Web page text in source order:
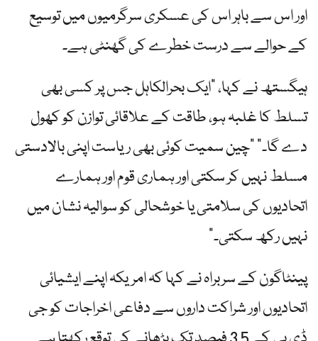
اور اس سے باہر اس کی عسکری سرگرمیوں میں توسیع
کے حوالے سے درست خطرے کی گھنٹی ہے۔
ہیگستھ نے کہا، "ایک بحرالکاہل جس پر کسی بھی
تسلط کا غلبہ ہو، طاقت کے علاقائی توازن کو کھول
دے گا۔” "چین سمیت کوئی بھی ریاست اپنی بالادستی
مسلط نہیں کر سکتی اور ہماری قوم اور ہمارے
اتحادیوں کی سلامتی یا خوشحالی کو سوالیہ نشان میں
نہیں رکھ سکتی۔”
پینٹاگون کے سربراہ نے کہا کہ امریکہ اپنے ایشیائی
اتحادیوں اور شراکت داروں سے دفاعی اخراجات کو جی